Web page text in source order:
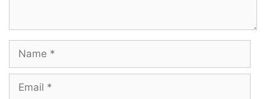
Vida maatten maatten
Sanda potta unna vaadaanu